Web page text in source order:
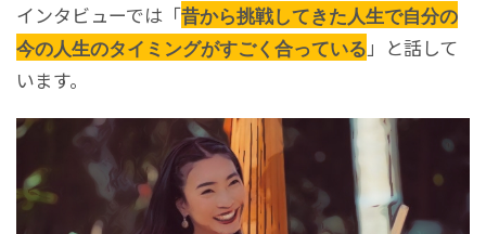
インタビューでは「昔から挑戦してきた人生で自分の
今の人生のタイミングがすごく合っている」と話して
います。